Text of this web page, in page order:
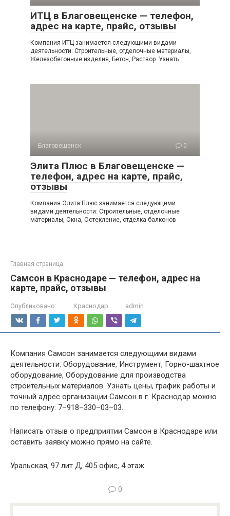
ИТЦ в Благовещенске — телефон,
адрес на карте, прайс, отзывы
Компания ИТЦ занимается следующими видами
деятельности: Строительные, отделочные материалы,
Железобетонные изделия, Бетон, Раствор. Узнать
Благовещенск 0
Элита Плюс в Благовещенске —
телефон, адрес на карте, прайс,
отзывы
Компания Элита Плюс занимается следующими
видами деятельности: Строительные, отделочные
материалы, Окна, Остекление, отделка балконов
Главная страница
Самсон в Краснодаре — телефон, адрес на
карте, прайс, отзывы
Опубликовано: Краснодар admin
Компания Самсон занимается следующими видами
деятельности: Оборудование, Инструмент, Горно-шахтное
оборудование, Оборудование для производства
строительных материалов. Узнать цены, график работы и
точный адрес организации Самсон в г. Краснодар можно
по телефону: 7–918–330–03–03.
Написать отзыв о предприятии Самсон в Краснодаре или
оставить заявку можно прямо на сайте.
Уральская, 97 лит Д, 405 офис, 4 этаж
0